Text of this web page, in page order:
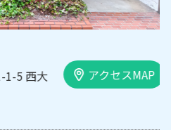
5 西大
アクセスMAP